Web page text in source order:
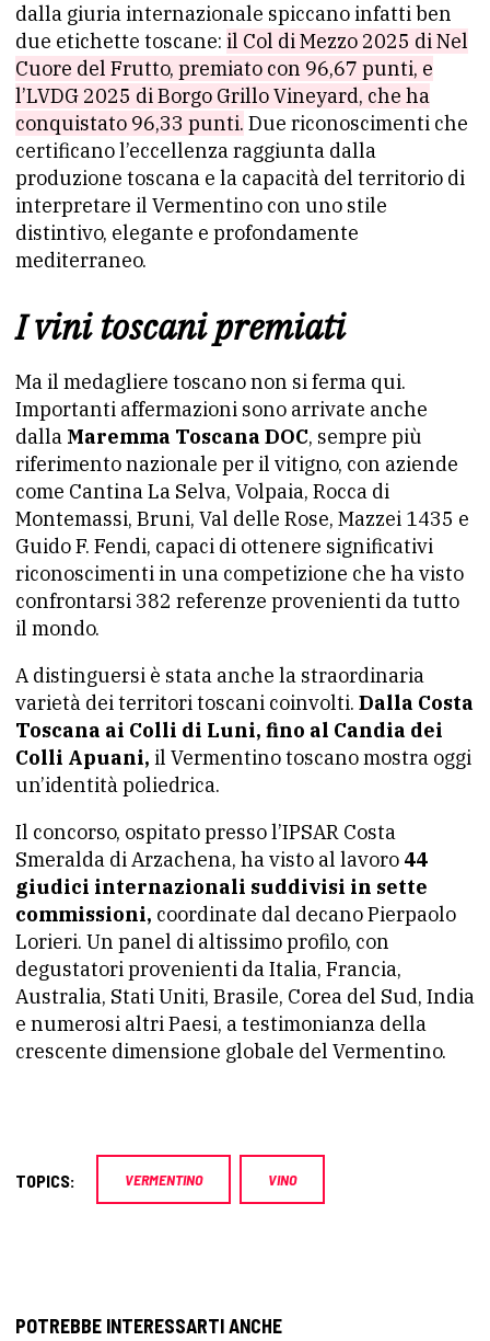
dalla giuria internazionale spiccano infatti ben
due etichette toscane: il Col di Mezzo 2025 di Nel
Cuore del Frutto, premiato con 96,67 punti, e
l’LVDG 2025 di Borgo Grillo Vineyard, che ha
conquistato 96,33 punti. Due riconoscimenti che
certificano l’eccellenza raggiunta dalla
produzione toscana e la capacità del territorio di
interpretare il Vermentino con uno stile
distintivo, elegante e profondamente
mediterraneo.
I vini toscani premiati
Ma il medagliere toscano non si ferma qui.
Importanti affermazioni sono arrivate anche
dalla Maremma Toscana DOC, sempre più
riferimento nazionale per il vitigno, con aziende
come Cantina La Selva, Volpaia, Rocca di
Montemassi, Bruni, Val delle Rose, Mazzei 1435 e
Guido F. Fendi, capaci di ottenere significativi
riconoscimenti in una competizione che ha visto
confrontarsi 382 referenze provenienti da tutto
il mondo.
A distinguersi è stata anche la straordinaria
varietà dei territori toscani coinvolti. Dalla Costa
Toscana ai Colli di Luni, fino al Candia dei
Colli Apuani, il Vermentino toscano mostra oggi
un’identità poliedrica.
Il concorso, ospitato presso l’IPSAR Costa
Smeralda di Arzachena, ha visto al lavoro 44
giudici internazionali suddivisi in sette
commissioni, coordinate dal decano Pierpaolo
Lorieri. Un panel di altissimo profilo, con
degustatori provenienti da Italia, Francia,
Australia, Stati Uniti, Brasile, Corea del Sud, India
e numerosi altri Paesi, a testimonianza della
crescente dimensione globale del Vermentino.
TOPICS: VERMENTINO VINO
POTREBBE INTERESSARTI ANCHE